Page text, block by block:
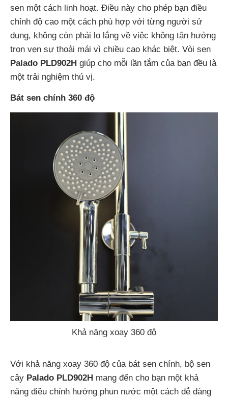
sen một cách linh hoạt. Điều này cho phép bạn điều
chỉnh độ cao một cách phù hợp với từng người sử
dụng, không còn phải lo lắng về việc không tận hưởng
trọn vẹn sự thoải mái vì chiều cao khác biệt. Vòi sen
Palado PLD902H giúp cho mỗi lần tắm của bạn đều là
một trải nghiệm thú vị.
Bát sen chính 360 độ
Khả năng xoay 360 độ
Với khả năng xoay 360 độ của bát sen chính, bộ sen
cây Palado PLD902H mang đến cho bạn một khả
năng điều chỉnh hướng phun nước một cách dễ dàng